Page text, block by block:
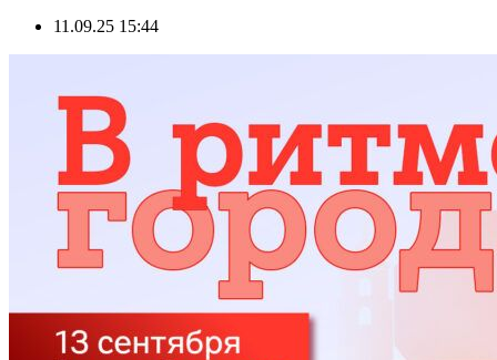
11.09.25 15:44